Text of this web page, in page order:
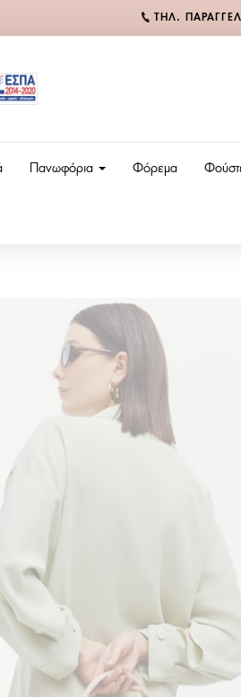
ΤΗΛ.
Πανωφόρια Φόρεμα